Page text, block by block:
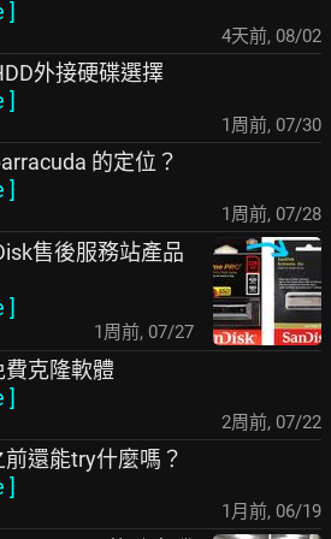
]
4天前, 08/02
外接硬碟選擇
]
1周前, 07/30
的定位？
]
1周前, 07/28
售後服務站產品
]
1周前, 07/27
費克隆軟體
]
2周前, 07/22
還能try什麼嗎？
]
1月前, 06/19